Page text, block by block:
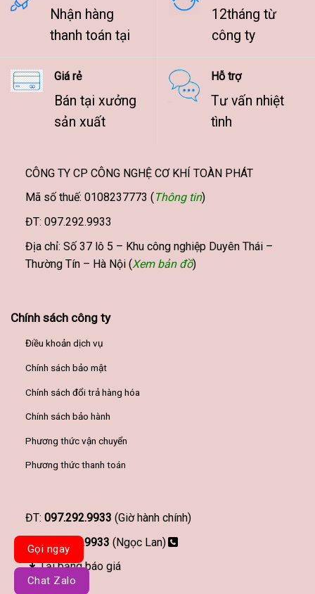
Nhận hàng
thanh toán tại
12tháng từ
công ty
Giá rẻ
Bán tại xưởng
sản xuất
Hỗ trợ
Tư vấn nhiệt
tình
CÔNG TY CP CÔNG NGHỆ CƠ KHÍ TOÀN PHÁT
Mã số thuế: 0108237773 ( Thông tin)
ĐT: 097.292.9933
Địa chỉ: Số 37 lô 5 – Khu công nghiệp Duyên Thái –
Thường Tín – Hà Nội (Xem bản đồ)
Chính sách công ty
Điều khoản dịch vụ
Chính sách bảo mật
Chính sách đổi trả hàng hóa
Chính sách bảo hành
Phương thức vận chuyển
Phương thức thanh toán
ĐT: 097.292.9933 (Giờ hành chính)
097.292.9933 (Ngọc Lan)
Tải bảng báo giá
Gọi ngay
Chat Zalo